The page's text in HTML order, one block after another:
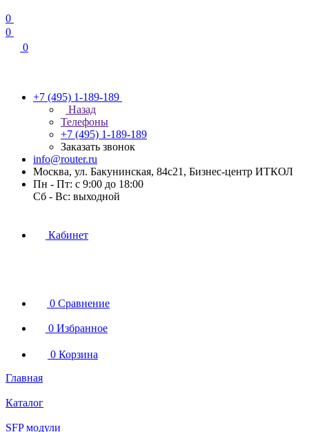
0
0
0
+7 (495) 1-189-189
Назад
Телефоны
+7 (495) 1-189-189
Заказать звонок
info@router.ru
Москва, ул. Бакунинская, 84с21, Бизнес-центр ИТКОЛ
Пн - Пт: с 9:00 до 18:00
Cб - Вс: выходной
Кабинет
0 Сравнение
0 Избранное
0 Корзина
Главная
Каталог
SFP модули